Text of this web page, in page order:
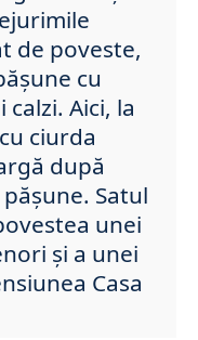
de poveste,
cu
Aici, la
ciurda
după
Satul
unei
și a unei
Casa